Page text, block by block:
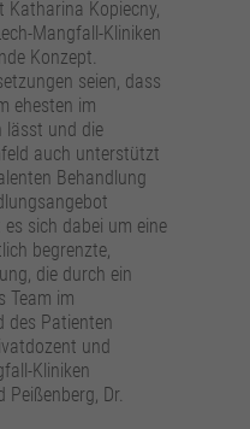
Katharina Kopiecny,
Mangfall-Kliniken
Konzept.
seien, dass
ehesten im
lässt und die
auch unterstützt
Behandlung
sich dabei um eine
begrenzte,
die durch ein
Team im
des Patienten
und
Kliniken
Dr.